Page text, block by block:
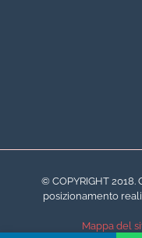
© COPYRIGHT
posizionamento
Mappa del